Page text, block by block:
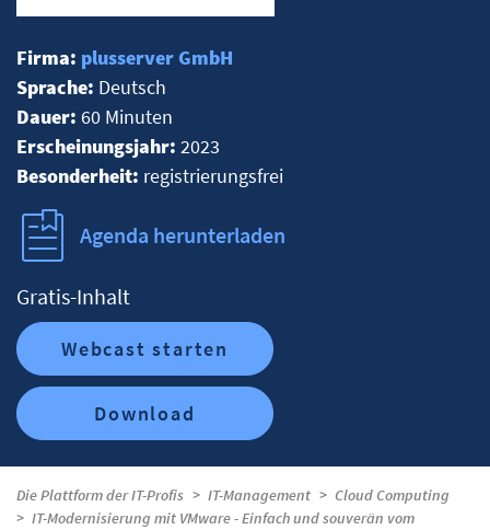
Firma: plusserver GmbH
Sprache: Deutsch
Dauer: 60 Minuten
Erscheinungsjahr: 2023
Besonderheit: registrierungsfrei
Agenda herunterladen
Gratis-Inhalt
Webcast starten
Download
Die Plattform der IT-Profis IT-Management
Cloud Computing
IT-Modernisierung mit VMware - Einfach und souverän vom